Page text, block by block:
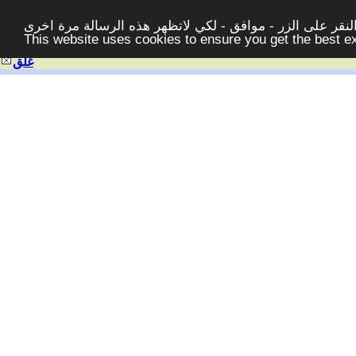
على الزر - موافق - لكي لاتظهر هذه الرسالة مرة اخرى -
This website uses cookies to ensure you get the best
غلق